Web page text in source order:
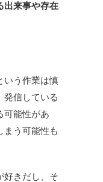
出来事や存在
いう作業は慎
発信している
可能性があ
まう可能性も
好きだし、そ